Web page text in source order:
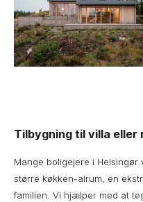
Tilbygning til villa eller
Mange boligejere i
større køkken-alrum, en
familien. Vi hjælper med at